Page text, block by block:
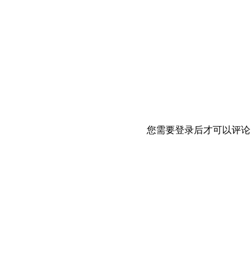
您需要登录后才可以评论